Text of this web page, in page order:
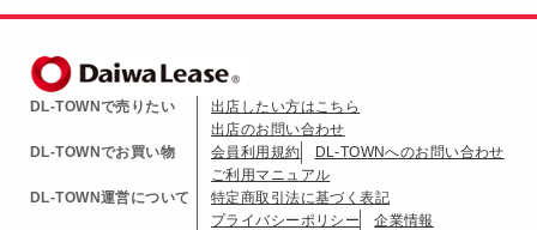
DL-TOWNで売りたい
出店したい方はこちら
出店のお問い合わせ
DL-TOWNでお買い物
会員利用規約
DL-TOWNへのお問い合わせ
ご利用マニュアル
DL-TOWN運営について
特定商取引法に基づく表記
プライバシーポリシー
企業情報